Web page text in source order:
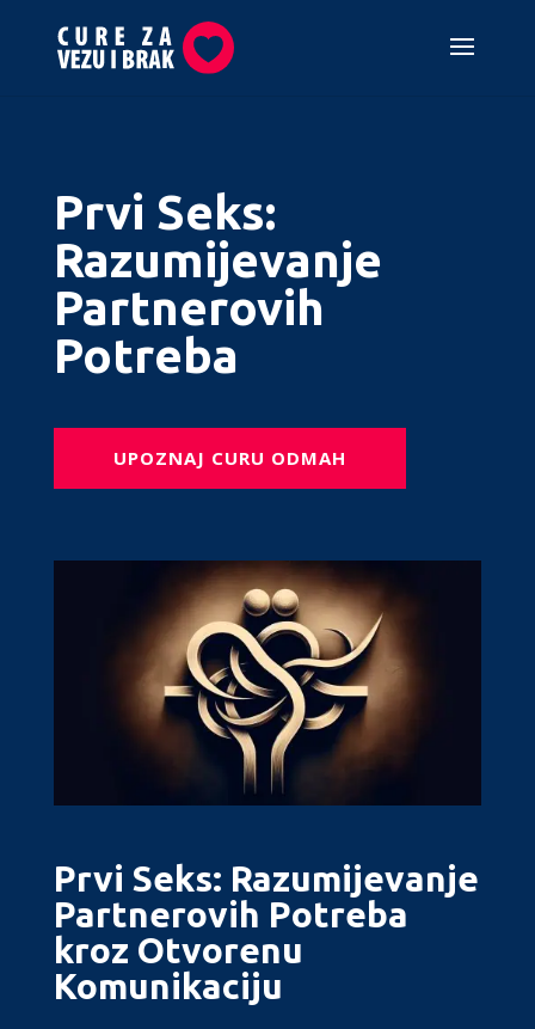
Prvi Seks:
Razumijevanje
Partnerovih
Potreba
UPOZNAJ CURU ODMAH
Prvi Seks: Razumijevanje
Partnerovih Potreba
kroz Otvorenu
Komunikaciju